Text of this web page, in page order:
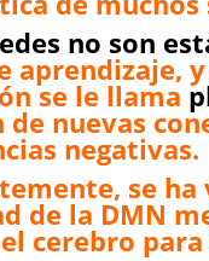
no son
aprendizaje,
se le llama
nuevas
negativas.
se ha
de la DMN
cerebro